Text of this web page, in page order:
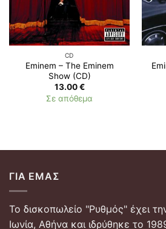
CD
Eminem ‎– The Eminem
Show (CD)
13.00€
Σε απόθεμα
ΓΙΑ ΕΜΆΣ
Το δισκοπωλείο "Ρυθμός" έχει
Ιωνία, Αθήνα και ιδρύθηκε το